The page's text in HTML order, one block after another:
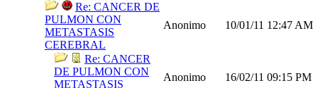
Re: CANCER DE
PULMON CON
METASTASIS
CEREBRAL
Anonimo 10/01/11 12:47 AM
Re: CANCER
DE PULMON CON
METASTASIS
Anonimo 16/02/11 09:15 PM